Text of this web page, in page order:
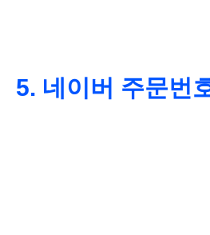
5. 네이버 주문번